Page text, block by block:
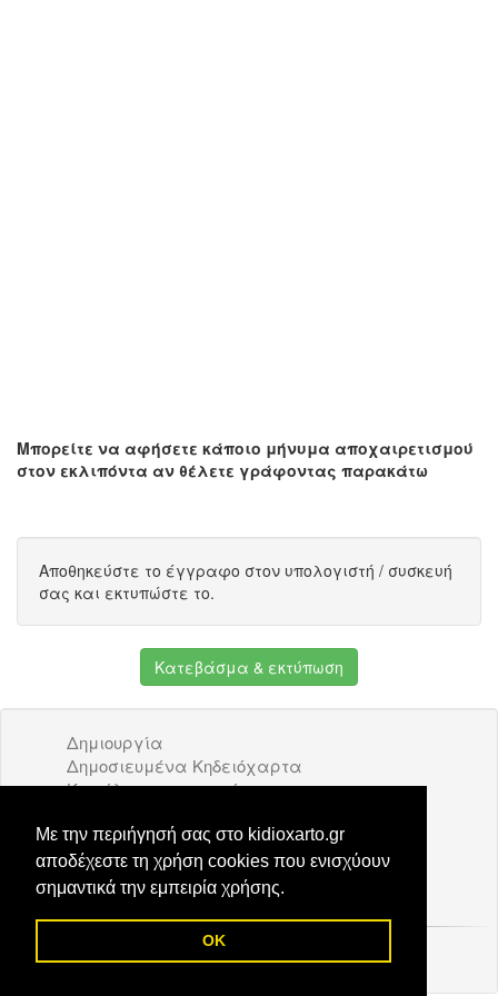
Με την περιήγησή σας στο kidioxarto.gr
αποδέχεστε τη χρήση cookies που ενισχύουν
σημαντικά την εμπειρία χρήσης.
OK
Μπορείτε να αφήσετε κάποιο μήνυμα αποχαιρετισμού
στον εκλιπόντα αν θέλετε γράφοντας παρακάτω
Αποθηκεύστε το έγγραφο στον υπολογιστή / συσκευή
σας και εκτυπώστε το.
Κατεβάσμα & εκτύπωση
Δημιουργία
Δημοσιευμένα Κηδειόχαρτα
Κατάλογος επιχειρήσεων
Διαφήμιση
Επικοινωνία
© 2026 Kidioxarto.gr /Επικοινωνία